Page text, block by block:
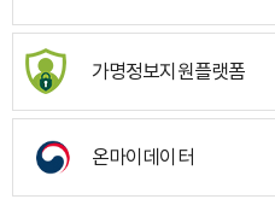
가명정보지원플랫폼
온마이데이터